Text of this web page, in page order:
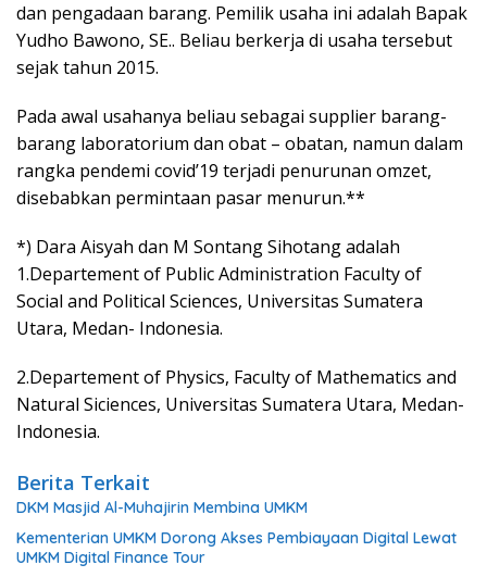
dan pengadaan barang. Pemilik usaha ini adalah Bapak
Yudho Bawono, SE.. Beliau berkerja di usaha tersebut
sejak tahun 2015.
Pada awal usahanya beliau sebagai supplier barang-
barang laboratorium dan obat – obatan, namun dalam
rangka pendemi covid’19 terjadi penurunan omzet,
disebabkan permintaan pasar menurun.**
*) Dara Aisyah dan M Sontang Sihotang adalah
1.Departement of Public Administration Faculty of
Social and Political Sciences, Universitas Sumatera
Utara, Medan- Indonesia.
2.Departement of Physics, Faculty of Mathematics and
Natural Siciences, Universitas Sumatera Utara, Medan-
Indonesia.
Berita Terkait
DKM Masjid Al-Muhajirin Membina UMKM
Kementerian UMKM Dorong Akses Pembiayaan Digital Lewat
UMKM Digital Finance Tour